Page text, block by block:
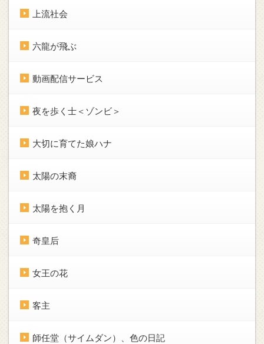
上流社会
六龍が飛ぶ
動画配信サービス
夜を歩く士＜ゾンビ＞
大切に育てた娘ハナ
太陽の末裔
太陽を抱く月
奇皇后
女王の花
客主
師任堂（サイムダン）、色の日記